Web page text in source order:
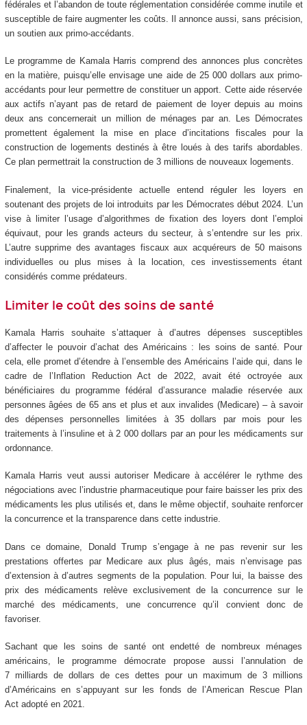
fédérales et l’abandon de toute réglementation considérée comme inutile et
susceptible de faire augmenter les coûts. Il annonce aussi, sans précision,
un soutien aux primo-accédants.
Le programme de Kamala Harris comprend des annonces plus concrètes
en la matière, puisqu’elle envisage une aide de 25 000 dollars aux primo-
accédants pour leur permettre de constituer un apport. Cette aide réservée
aux actifs n’ayant pas de retard de paiement de loyer depuis au moins
deux ans concernerait un million de ménages par an. Les Démocrates
promettent également la mise en place d’incitations fiscales pour la
construction de logements destinés à être loués à des tarifs abordables.
Ce plan permettrait la construction de 3 millions de nouveaux logements.
Finalement, la vice-présidente actuelle entend réguler les loyers en
soutenant des projets de loi introduits par les Démocrates début 2024. L’un
vise à limiter l’usage d’algorithmes de fixation des loyers dont l’emploi
équivaut, pour les grands acteurs du secteur, à s’entendre sur les prix.
L’autre supprime des avantages fiscaux aux acquéreurs de 50 maisons
individuelles ou plus mises à la location, ces investissements étant
considérés comme prédateurs.
Limiter le coût des soins de santé
Kamala Harris souhaite s’attaquer à d’autres dépenses susceptibles
d’affecter le pouvoir d’achat des Américains : les soins de santé. Pour
cela, elle promet d’étendre à l’ensemble des Américains l’aide qui, dans le
cadre de l’Inflation Reduction Act de 2022, avait été octroyée aux
bénéficiaires du programme fédéral d’assurance maladie réservée aux
personnes âgées de 65 ans et plus et aux invalides (Medicare) – à savoir
des dépenses personnelles limitées à 35 dollars par mois pour les
traitements à l’insuline et à 2 000 dollars par an pour les médicaments sur
ordonnance.
Kamala Harris veut aussi autoriser Medicare à accélérer le rythme des
négociations avec l’industrie pharmaceutique pour faire baisser les prix des
médicaments les plus utilisés et, dans le même objectif, souhaite renforcer
la concurrence et la transparence dans cette industrie.
Dans ce domaine, Donald Trump s’engage à ne pas revenir sur les
prestations offertes par Medicare aux plus âgés, mais n’envisage pas
d’extension à d’autres segments de la population. Pour lui, la baisse des
prix des médicaments relève exclusivement de la concurrence sur le
marché des médicaments, une concurrence qu’il convient donc de
favoriser.
Sachant que les soins de santé ont endetté de nombreux ménages
américains, le programme démocrate propose aussi l’annulation de
7 milliards de dollars de ces dettes pour un maximum de 3 millions
d’Américains en s’appuyant sur les fonds de l’American Rescue Plan
Act adopté en 2021.